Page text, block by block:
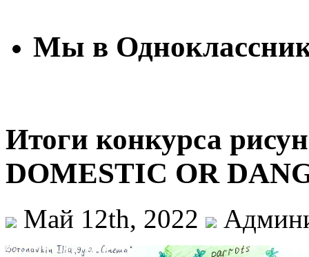
Мы в
Итоги конкурса
DOMESTIC OR
Май 12th, 2022